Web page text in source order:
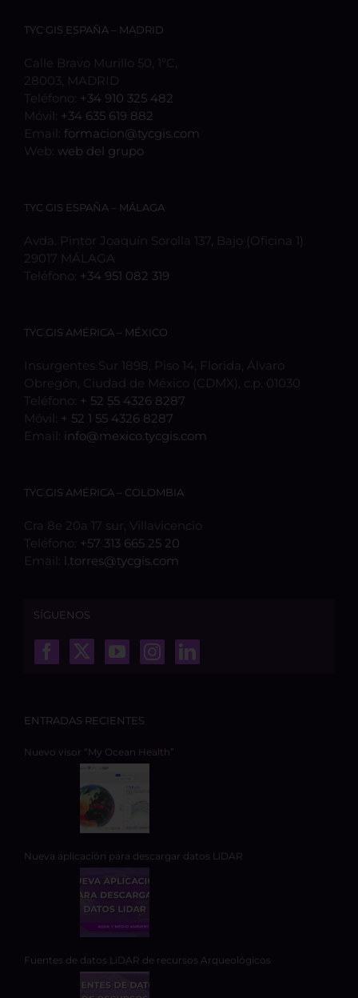
TYC GIS ESPAÑA – MADRID
Calle Bravo Murillo 50, 1ºC,
28003, MADRID
Teléfono: +34 910 325 482
Móvil: +34 635 619 882
Email: formacion@tycgis.com
Web: web del grupo
TYC GIS ESPAÑA – MÁLAGA
Avda. Pintor Joaquín Sorolla 137, Bajo (Oficina 1)
29017 MÁLAGA
Teléfono: +34 951 082 319
TYC GIS AMÉRICA – MÉXICO
Insurgentes Sur 1898, Piso 14, Florida, Álvaro
Obregón, Ciudad de México (CDMX), c.p. 01030
Teléfono: + 52 55 4326 8287
Móvil: + 52 1 55 4326 8287
Email: info@mexico.tycgis.com
TYC GIS AMÉRICA – COLOMBIA
Cra 8e 20a 17 sur, Villavicencio
Teléfono: +57 313 665 25 20
Email: l.torres@tycgis.com
SÍGUENOS
ENTRADAS RECIENTES
Nuevo visor “My Ocean Health”
Nueva aplicación para descargar datos LiDAR
Fuentes de datos LiDAR de recursos Arqueológicos